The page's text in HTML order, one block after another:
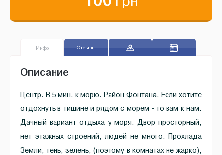
Инфо Отзывы
Описание
Центр. В 5 мин. к морю. Район Фонтана. Если хотите
отдохнуть в тишине и рядом с морем - то вам к нам.
Дачный вариант отдыха у моря. Двор просторный,
нет этажных строений, людей не много. Прохлада
Земли, тень, зелень, (поэтому в комнатах не жарко),